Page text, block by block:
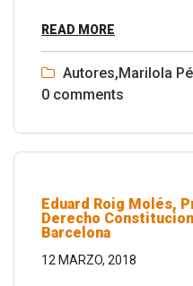
READ MORE
Autores,Marilola
0 comments
Eduard Roig Molés,
Derecho
Barcelona
12 MARZO, 2018